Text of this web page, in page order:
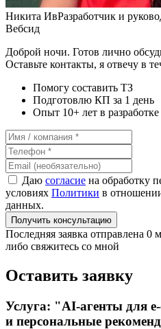
Никита ИвРазработчик и
Вебсид
Доброй ночи. Готов лично
Оставьте контакты, я отвечу в
Помогу составить ТЗ
Подготовлю КП за 1 день
Опыт 10+ лет в
Даю согласие на обработку
условиях Политики в
данных.
Получить консультацию
Последняя заявка отправлена 0
либо свяжитесь со мной
Оставить заявку
Услуга: "AI-агенты для
и персональные